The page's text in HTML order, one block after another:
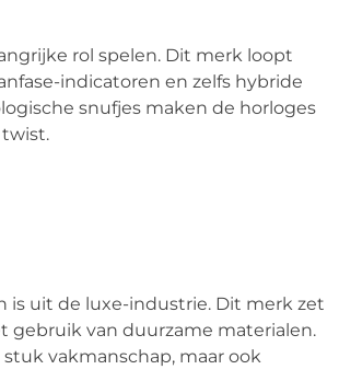
rol spelen. Dit merk loopt
indicatoren en zelfs hybride
snufjes maken de horloges
is uit de luxe-industrie. Dit merk zet
gebruik van duurzame materialen.
vakmanschap, maar ook